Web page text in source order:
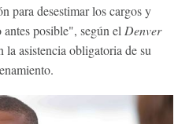
para desestimar los cargos y
posible", según el Denver
asistencia obligatoria de su